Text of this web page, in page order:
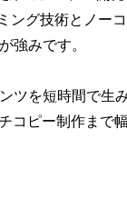
ング技術とノー
強みです。
ツを短時間で生
コピー制作まで